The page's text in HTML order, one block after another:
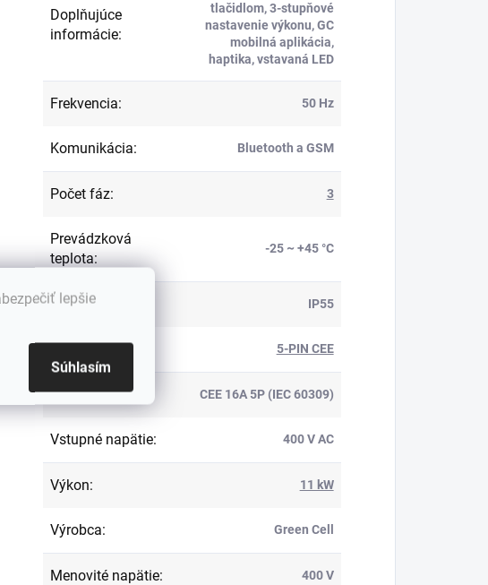
lepšie
Súhlasím
Doplňujúce
informácie:
tlačidlom, 3-stupňové
nastavenie výkonu, GC
mobilná aplikácia,
haptika, vstavaná LED
Frekvencia: 50 Hz
Komunikácia: Bluetooth a GSM
Počet fáz: 3
Prevádzková
teplota:
-25 ~ +45 °C
Stupeň ochrany IP55
Typ zástrčky: 5-PIN CEE
Vstup: CEE 16A 5P (IEC 60309)
Vstupné napätie: 400 V AC
Výkon: 11 kW
Výrobca: Green Cell
Menovité napätie: 400 V